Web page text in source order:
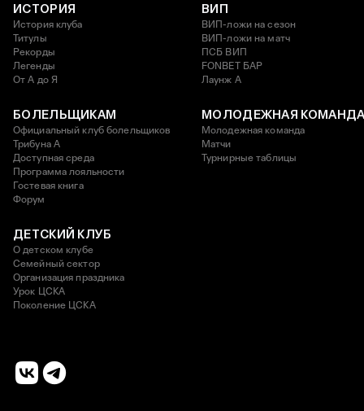
ИСТОРИЯ
История клуба
Титулы
Рекорды
Легенды
От А до Я
ВИП
ВИП-ложи на сезон
ВИП-ложи на матч
ПСБ ВИП
FONBET БАР
Лаунж A
БОЛЕЛЬЩИКАМ
Официальный клуб болельщиков
Трибуна А
Доступная среда
Программа лояльности
Гостевая книга
Форум
МОЛОДЕЖНАЯ
Молодежная команда
Матчи
Турнирные таблицы
ДЕТСКИЙ КЛУБ
О детском клубе
Семейный сектор
Организация праздника
Урок ЦСКА
Поколение ЦСКА